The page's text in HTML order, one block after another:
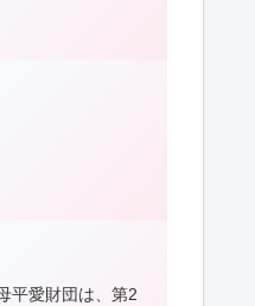
愛財団は、第2